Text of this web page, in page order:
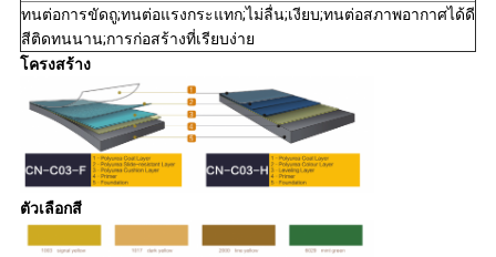
ทนต่อการขัดถู;ทนต่อแรงกระแทก;ไม่ลื่น;เงียบ;ทนต่อสภาพอากาศได้ดี
สีติดทนนาน;การก่อสร้างที่เรียบง่าย
โครงสร้าง
ตัวเลือกสี